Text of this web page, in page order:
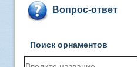
Вопрос-ответ
Поиск орнаментов